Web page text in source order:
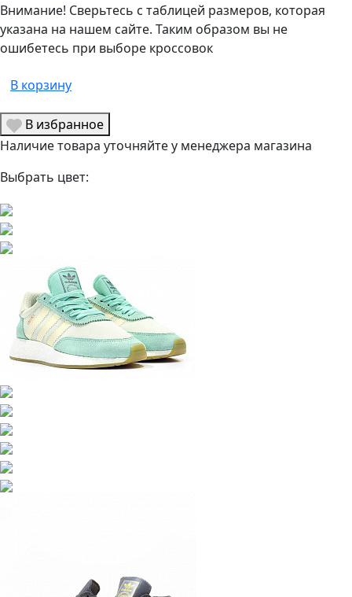
Внимание! Сверьтесь с таблицей размеров, которая
указана на нашем сайте. Таким образом вы не
ошибетесь при выборе кроссовок
В корзину
В избранное
Наличие товара уточняйте у менеджера магазина
Выбрать цвет: